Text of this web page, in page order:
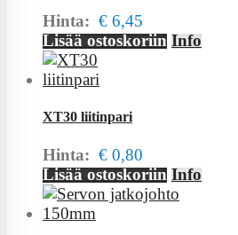
Hinta: € 6,45
Lisää ostoskoriin Info
XT30 liitinpari
Hinta: € 0,80
Lisää ostoskoriin Info